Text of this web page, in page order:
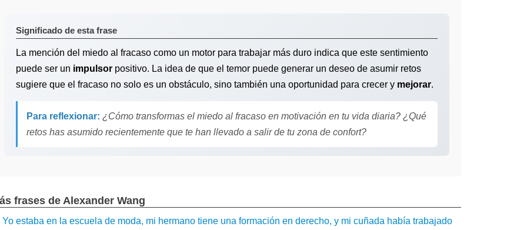
Significado de esta frase
La mención del miedo al fracaso como un motor para trabajar más duro indica que este sentimiento
puede ser un impulsor positivo. La idea de que el temor puede generar un deseo de asumir retos
sugiere que el fracaso no solo es un obstáculo, sino también una oportunidad para crecer y mejorar.
Para reflexionar: ¿Cómo transformas el miedo al fracaso en motivación en tu vida diaria? ¿Qué
retos has asumido recientemente que te han llevado a salir de tu zona de confort?
frases de Alexander Wang
Yo estaba en la escuela de moda, mi hermano tiene una formación en derecho, y mi cuñada había trabajado